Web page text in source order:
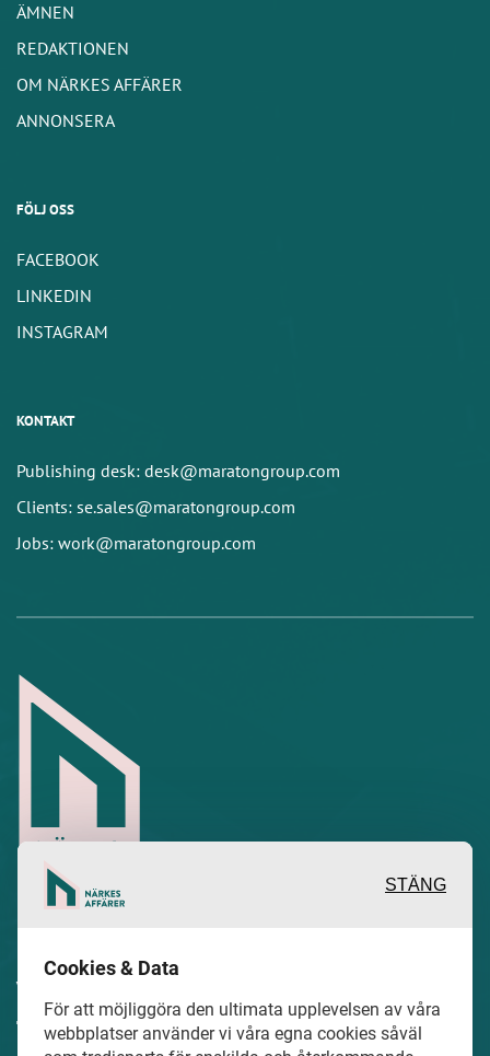
ÄMNEN
REDAKTIONEN
OM NÄRKES AFFÄRER
ANNONSERA
FÖLJ OSS
FACEBOOK
LINKEDIN
INSTAGRAM
KONTAKT
Publishing desk: desk@maratongroup.com
Clients: se.sales@maratongroup.com
Jobs: work@maratongroup.com
värdefulla berättelser och reportage
från och om det lokala näringslivet och
STÄNG
Cookies & Data
För att möjliggöra den ultimata upplevelsen av våra
webbplatser använder vi våra egna cookies såväl